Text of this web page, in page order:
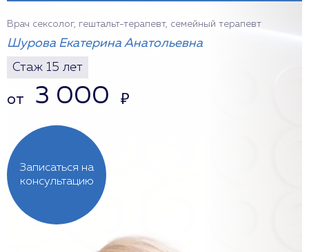
Записаться на
консультацию
Врач сексолог, гештальт-терапевт, семейный терапевт
Шурова Екатерина Анатольевна
Стаж 15 лет
от 3 000 ₽